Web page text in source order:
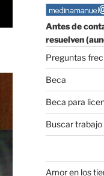
Antes de
resuelven
Preguntas
Beca
Beca para
Buscar
Amor en los